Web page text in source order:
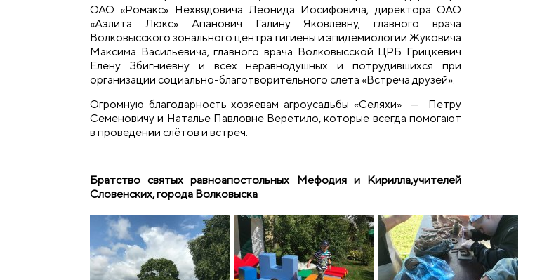
ОАО «Ромакс» Нехвядовича Леонида Иосифовича, директора ОАО
«Аэлита Люкс» Апанович Галину Яковлевну, главного врача
Волковысского зонального центра гигиены и эпидемиологии Жуковича
Максима Васильевича, главного врача Волковысской ЦРБ Грицкевич
Елену Збигниевну и всех неравнодушных и потрудившихся при
организации социально-благотворительного слёта «Встреча друзей».
Огромную благодарность хозяевам агроусадьбы «Селяхи» — Петру
Семеновичу и Наталье Павловне Веретило, которые всегда помогают
в проведении слётов и встреч.
Братство святых равноапостольных Мефодия и Кирилла,учителей
Словенских, города Волковыска